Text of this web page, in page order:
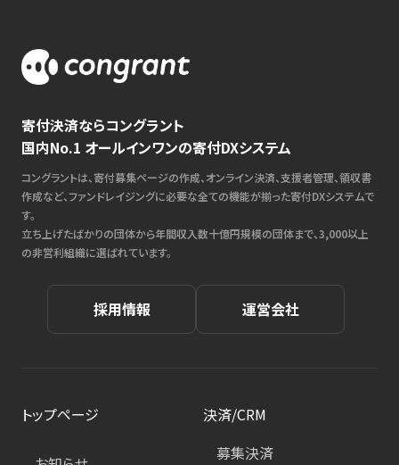
寄付決済ならコングラント
国内No.1 オールインワンの寄付DXシステム
コングラントは、寄付募集ページの作成、オンライン決済、支援者管理、領収書
作成など、ファンドレイジングに必要な全ての機能が揃った寄付DXシステムで
す。
立ち上げたばかりの団体から年間収入数十億円規模の団体まで、3,000以上
の非営利組織に選ばれています。
採用情報 運営会社
トップページ
決済/CRM
募集決済